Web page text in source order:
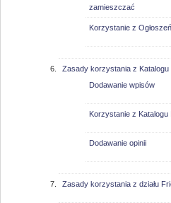
zamieszczać
Korzystanie z Ogłoszeń
Zasady korzystania z Katalogu
Dodawanie wpisów
Korzystanie z Katalogu
Dodawanie opinii
Zasady korzystania z działu